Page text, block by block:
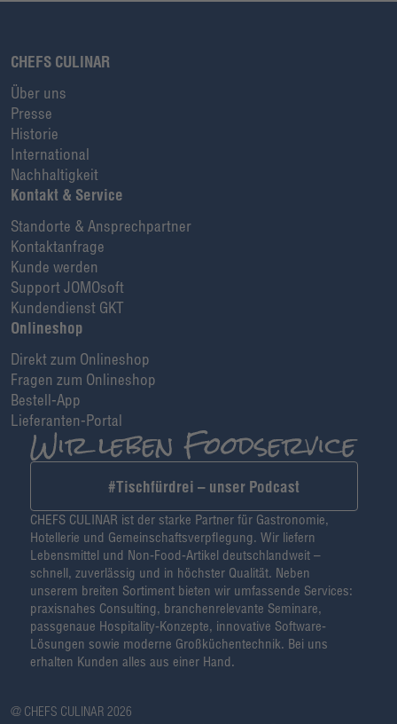
CHEFS CULINAR
Über uns
Presse
Historie
International
Nachhaltigkeit
Kontakt & Service
Standorte & Ansprechpartner
Kontaktanfrage
Kunde werden
Support JOMOsoft
Kundendienst GKT
Onlineshop
Direkt zum Onlineshop
Fragen zum Onlineshop
Bestell-App
Lieferanten-Portal
#Tischfürdrei – unser Podcast
CHEFS CULINAR ist der starke Partner für Gastronomie,
Hotellerie und Gemeinschaftsverpflegung. Wir liefern
Lebensmittel und Non-Food-Artikel deutschlandweit –
schnell, zuverlässig und in höchster Qualität. Neben
unserem breiten Sortiment bieten wir umfassende Services:
praxisnahes Consulting, branchenrelevante Seminare,
passgenaue Hospitality-Konzepte, innovative Software-
Lösungen sowie moderne Großküchentechnik. Bei uns
erhalten Kunden alles aus einer Hand.
@ CHEFS CULINAR 2026